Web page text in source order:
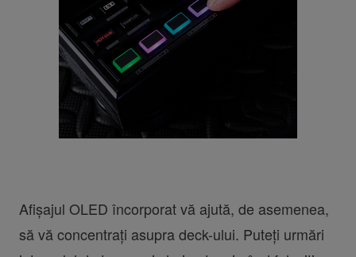
Afișajul OLED încorporat vă ajută, de asemenea,
să vă concentrați asupra deck-ului. Puteți urmări